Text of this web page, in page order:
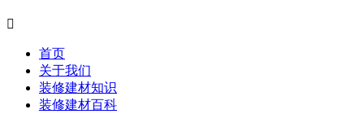

首页
关于我们
装修建材知识
装修建材百科